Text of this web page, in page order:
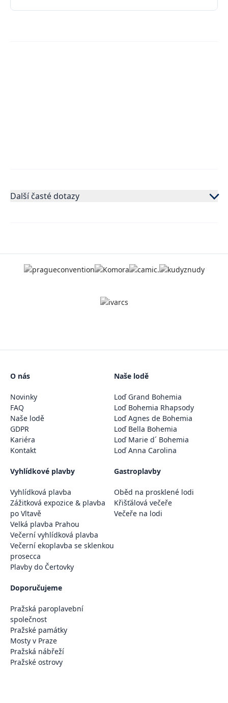
Další časté dotazy
O nás
Novinky
FAQ
Naše lodě
GDPR
Kariéra
Kontakt
Naše lodě
Loď Grand Bohemia
Loď Bohemia Rhapsody
Loď Agnes de Bohemia
Loď Bella Bohemia
Loď Marie d´ Bohemia
Loď Anna Carolina
Vyhlídkové plavby
Vyhlídková plavba
Zážitková expozice & plavba
po Vltavě
Velká plavba Prahou
Večerní vyhlídková plavba
Večerní ekoplavba se sklenkou
prosecca
Plavby do Čertovky
Gastroplavby
Oběd na prosklené lodi
Křišťálová večeře
Večeře na lodi
Doporučujeme
Pražská paroplavební
společnost
Pražské památky
Mosty v Praze
Pražská nábřeží
Pražské ostrovy